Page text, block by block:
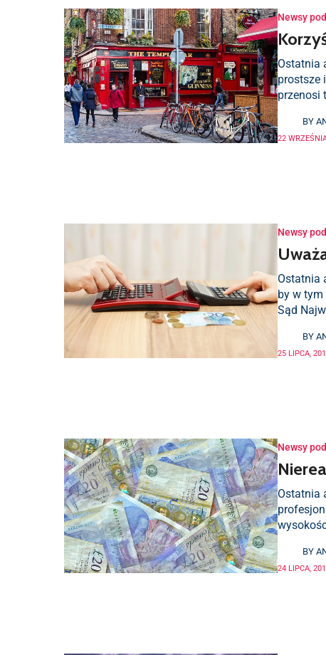
Newsy
Ostatnia
prostsze
przenosi
BY
22
Newsy
Ostatnia
by w tym
Sąd
BY
25 LIPCA,
Newsy
Ostatnia
BY
24 LIPCA,